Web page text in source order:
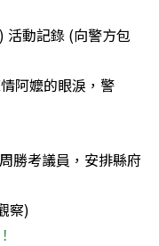
活動記錄 (向警方包
阿嬤的眼淚，警